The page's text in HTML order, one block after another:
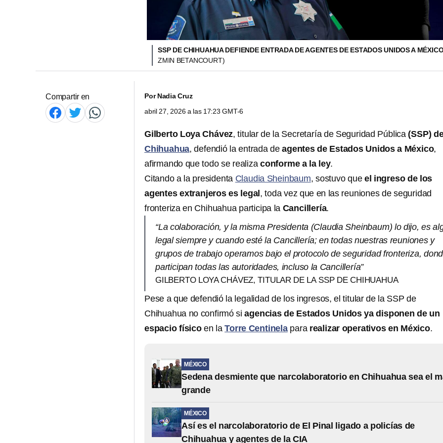
SSP DE CHIHUAHUA DEFIENDE ENTRADA DE AGENTES DE ESTADOS UNIDOS A
ZMIN BETANCOURT)
Compartir en PorNadia Cruz
abril 27, 2026 a las 17:23 GMT-6
Gilberto Loya Chávez, titular de la Secretaría de Seguridad Pública (SSP)
Chihuahua, defendió la entrada deagentes de Estados Unidos a México,
afirmando que todo se realizaconforme a la ley.
Citando a la presidenta Claudia Sheinbaum, sostuvo que el ingreso de los
agentes extranjeros es legal , toda vez que en las reuniones de seguridad
fronteriza en Chihuahua participa la Cancillería.
“La colaboración, y la misma Presidenta (Claudia Sheinbaum) lo dijo, es
legal siempre y cuando esté la Cancillería; en todas nuestras reuniones y
grupos de trabajo operamos bajo el protocolo de seguridad fronteriza,
participan todas las autoridades, incluso la Cancillería”
GILBERTO LOYA CHÁVEZ, TITULAR DE LA SSP DE CHIHUAHUA
Pese a que defendió la legalidad de los ingresos, el titular de la SSP de
Chihuahua no confirmó siagencias de Estados Unidos ya disponen de un
espacio físicoen laTorre Centinelapara realizar operativos en México.
MÉXICO
Sedena desmiente que narcolaboratorio en Chihuahua sea el
grande
MÉXICO
Así es el narcolaboratorio de El Pinal ligado a policías de
Chihuahua y agentes de la CIA